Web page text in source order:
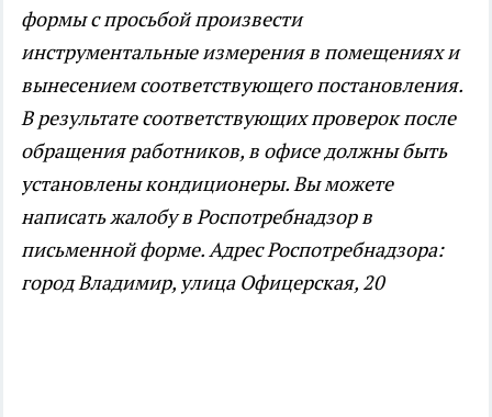
формы с просьбой произвести
инструментальные измерения в помещениях и
вынесением соответствующего постановления.
В результате соответствующих проверок после
обращения работников, в офисе должны быть
установлены кондиционеры. Вы можете
написать жалобу в Роспотребнадзор в
письменной форме. Адрес Роспотребнадзора:
город Владимир, улица Офицерская, 20